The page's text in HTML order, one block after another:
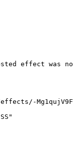
effect was
"